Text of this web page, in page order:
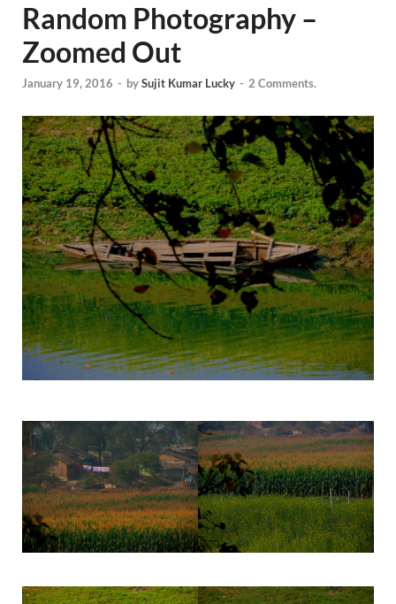
Random Photography –
Zoomed Out
January 19, 2016 - bySujit Kumar Lucky - 2 Comments.